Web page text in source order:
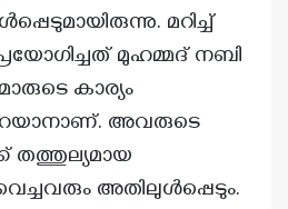
മറിച്ച്
അവരുടെ
തത്തുല്യമായ
അതിലുൾപ്പെടും.